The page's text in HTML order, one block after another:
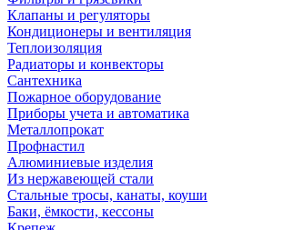
Клапаны и регуляторы
Кондиционеры и вентиляция
Теплоизоляция
Радиаторы и конвекторы
Сантехника
Пожарное оборудование
Приборы учета и автоматика
Металлопрокат
Профнастил
Алюминиевые изделия
Из нержавеющей стали
Стальные тросы, канаты, коуши
Баки, ёмкости, кессоны